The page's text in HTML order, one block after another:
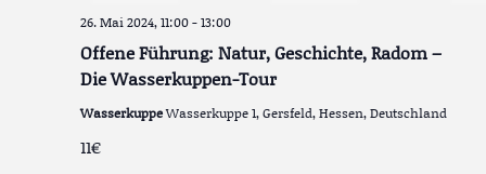
n
N
Offene Führung: Natur, Geschichte, Radom –
Die Wasserkuppen-Tour
26. Mai 2024, 11:00-13:00
WasserkuppeWasserkuppe 1, Gersfeld, Hessen, Deutschland
11€